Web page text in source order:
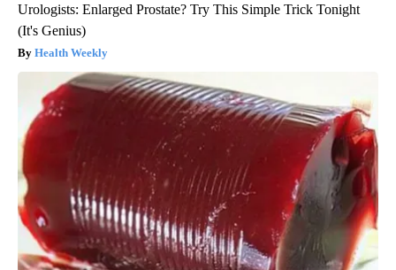
Urologists: Enlarged Prostate? Try This Simple Trick Tonight
(It's Genius)
Health Weekly